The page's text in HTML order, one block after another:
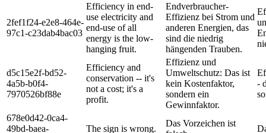
2fef1f24-e2e8-464e-
97c1-c23dab4bac03
Efficiency in end-
use electricity and
end-use of all
energy is the low-
hanging fruit.
Endverbraucher-
Effizienz bei Strom und
anderen Energien, das
sind die niedrig
hängenden Trauben.
d5c15e2f-bd52-
4a5b-b0f4-
7970526bf88e
Efficiency and
conservation -- it's
not a cost; it's a
profit.
Effizienz und
Umweltschutz: Das ist
kein Kostenfaktor,
sondern ein
Gewinnfaktor.
-
678e0d42-0ca4-
49bd-baea-
The sign is wrong.
Das Vorzeichen ist